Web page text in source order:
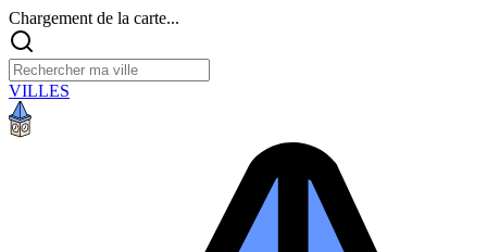
Chargement de la carte...
VILLES